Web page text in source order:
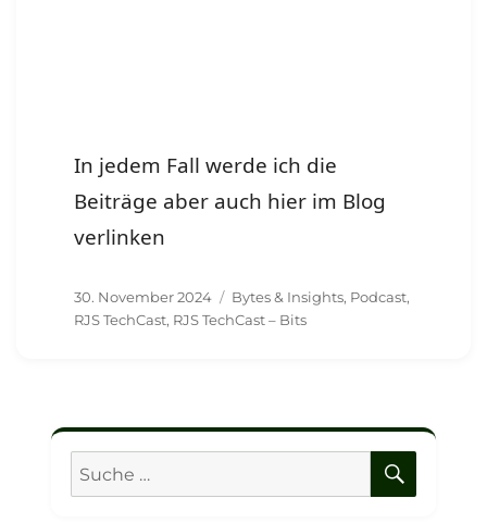
In jedem Fall werde ich die
Beiträge aber auch hier im Blog
verlinken
Veröffentlicht
am
30. November 2024 Schlagwörter
Bytes & Insights, Podcast,
RJS TechCast, RJS TechCast – Bits
Suche
nach: